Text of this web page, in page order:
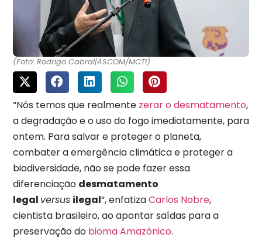
(Foto: Rodrigo Cabral|ASCOM/MCTI)
“Nós temos que realmente zerar o desmatamento,
a degradação e o uso do fogo imediatamente, para
ontem. Para salvar e proteger o planeta,
combater a emergência climática e proteger a
biodiversidade, não se pode fazer essa
diferenciação desmatamento
legal versus ilegal“, enfatizaCarlos Nobre,
cientista brasileiro, ao apontar saídas para a
preservação do bioma Amazônico.